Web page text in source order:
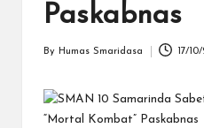
Paskabnas
By Humas Smaridasa 17/